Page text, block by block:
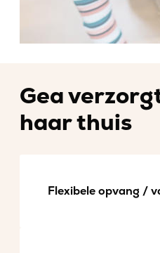
Gea
haar thuis
Flexibele opvang /